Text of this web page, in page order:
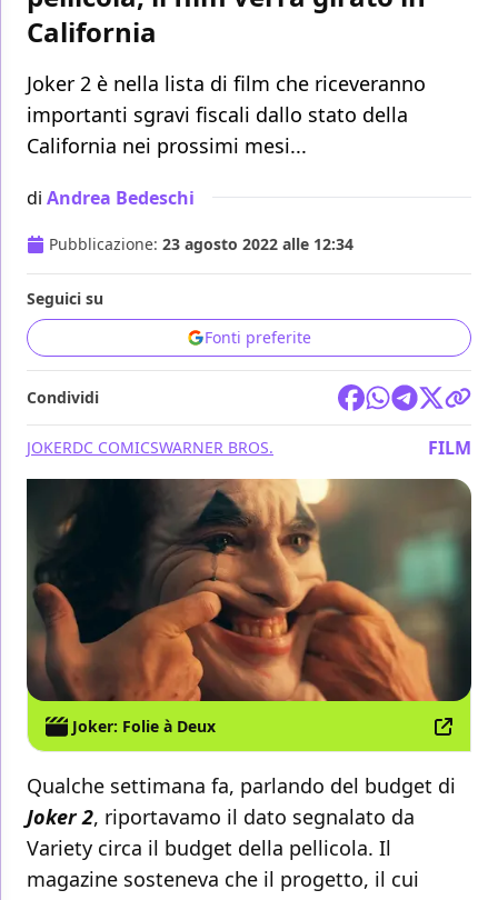
California
Joker 2 è nella lista di film che riceveranno
importanti sgravi fiscali dallo stato della
California nei prossimi mesi...
di Andrea Bedeschi
Pubblicazione: 23 agosto 2022 alle 12:34
Seguici su
Fonti preferite
Condividi
JOKERDC COMICSWARNER BROS. FILM
Joker: Folie à Deux
Qualche settimana fa, parlando del budget di
Joker 2, riportavamo il dato segnalato da
Variety circa il budget della pellicola. Il
magazine sosteneva che il progetto, il cui